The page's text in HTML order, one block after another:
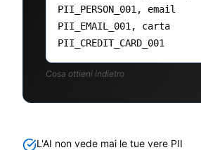
PII_PERSON_001, email
PII_EMAIL_001, carta
PII_CREDIT_CARD_001
Cosa ottieni indietro
L'AI non vede mai le tue vere PII